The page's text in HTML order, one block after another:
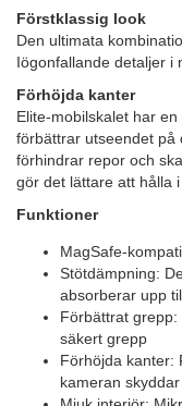
Förstklassig look
Den ultimata
Iögonfallande detaljer i
Förhöjda kanter
Elite-mobilskalet har
förbättrar utseendet på
förhindrar repor och
gör det lättare att hålla
Funktioner
MagSafe-
Stötdämpning:
absorberar upp
Förbättrat
säkert grepp
Förhöjda kanter:
kameran